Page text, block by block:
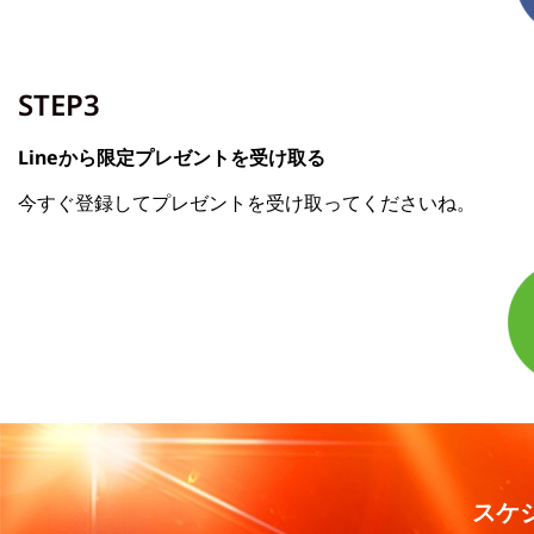
STEP3
Lineから限定プレゼントを受け取る
今すぐ登録してプレゼントを受け取ってくださいね。
スケ